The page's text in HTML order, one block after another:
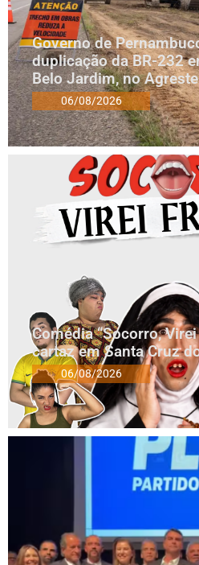
Governo de
duplicação da BR-232
Belo Jardim, no Agreste
06/08/2026
Comédia “Socorro,
cartaz em Santa Cruz
06/08/2026